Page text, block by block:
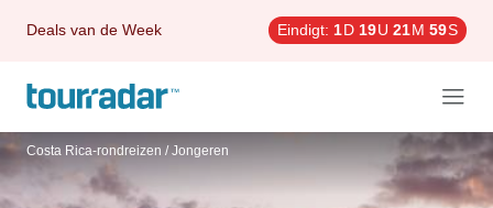
Deals van de Week Eindigt: 1D 19U 21M 58S
Costa Rica-rondreizen / Jongeren